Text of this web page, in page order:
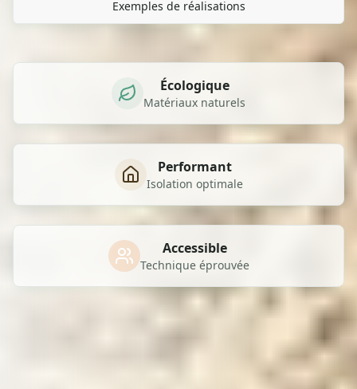
Exemples de réalisations
Écologique
Matériaux naturels
Performant
Isolation optimale
Accessible
Technique éprouvée